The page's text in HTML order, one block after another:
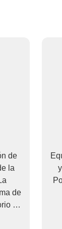
de
la
de
de